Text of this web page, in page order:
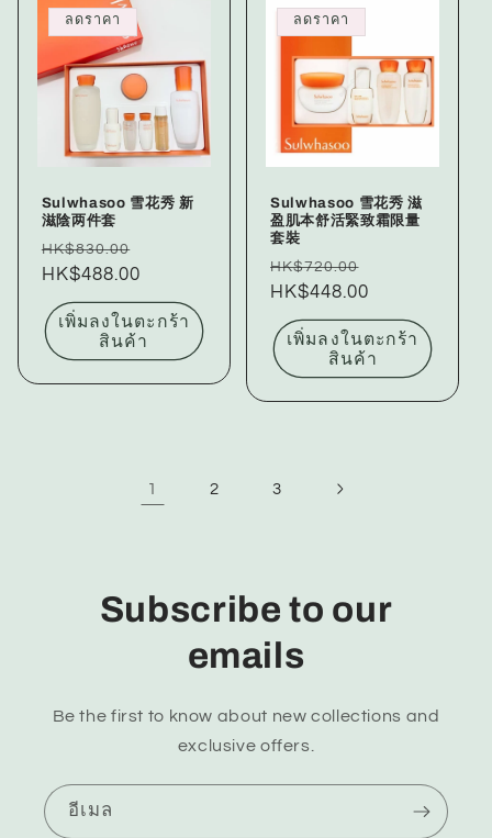
ลดราคา
Sulwhasoo 雪花秀 新
滋陰两件套
ราคา
ปกติ
HK$830.00
HK$488.00
เพิ่มลงในตะกร้า
สินค้า
ลดราคา
Sulwhasoo 雪花秀 滋
盈肌本舒活緊致霜限量
套裝
ราคา
ปกติ
HK$720.00
HK$448.00
เพิ่มลงในตะกร้า
สินค้า
1 2 3
Subscribe to our
emails
Be the first to know about new collections and
exclusive offers.
อีเมล